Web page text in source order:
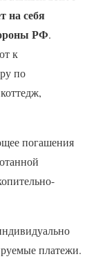
на себя
РФ.
к
по
погашения
платежи.